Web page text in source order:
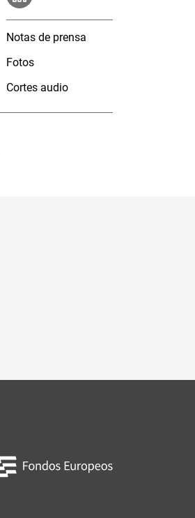
Notas de prensa
Fotos
Cortes audio